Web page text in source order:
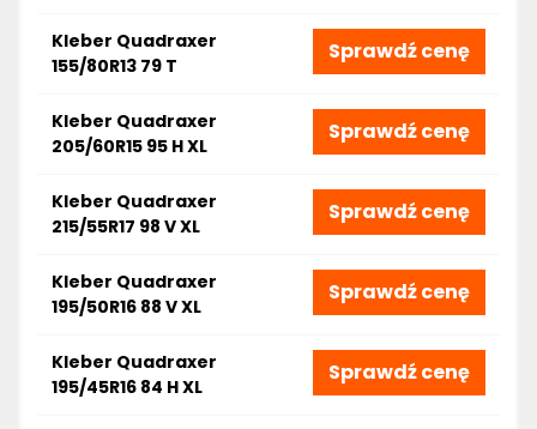
Kleber Quadraxer
155/80R13 79 T
Sprawdź cenę
Kleber Quadraxer
205/60R15 95 H XL
Sprawdź cenę
Kleber Quadraxer
215/55R17 98 V XL
Sprawdź cenę
Kleber Quadraxer
195/50R16 88 V XL
Sprawdź cenę
Kleber Quadraxer
195/45R16 84 H XL
Sprawdź cenę